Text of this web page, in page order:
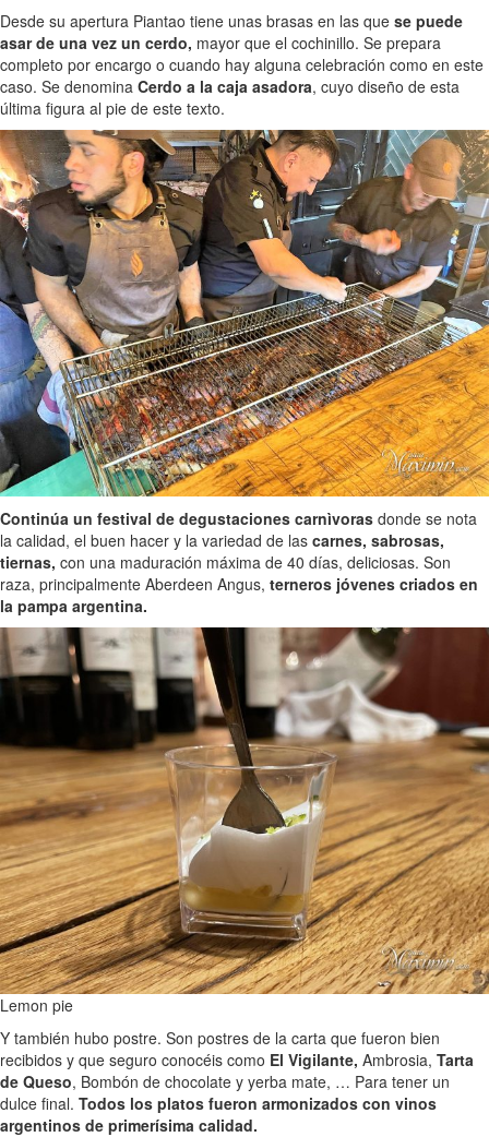
Desde su apertura Piantao tiene unas brasas en las que se puede
asar de una vez un cerdo, mayor que el cochinillo. Se prepara
completo por encargo o cuando hay alguna celebración como en este
caso. Se denomina Cerdo a la caja asadora, cuyo diseño de esta
última figura al pie de este texto.
Continúa un festival de degustaciones carnìvoras donde se nota
la calidad, el buen hacer y la variedad de las carnes, sabrosas,
tiernas, con una maduración máxima de 40 días, deliciosas. Son
raza, principalmente Aberdeen Angus, terneros jóvenes criados en
la pampa argentina.
Lemon pie
Y también hubo postre. Son postres de la carta que fueron bien
recibidos y que seguro conocéis como El Vigilante, Ambrosia, Tarta
de Queso, Bombón de chocolate y yerba mate, … Para tener un
dulce final. Todos los platos fueron armonizados con vinos
argentinos de primerísima calidad.